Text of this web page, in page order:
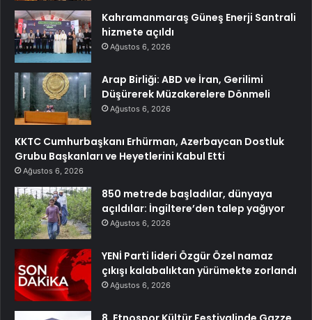
Kahramanmaraş Güneş Enerji Santrali
hizmete açıldı
Ağustos 6, 2026
Arap Birliği: ABD ve İran, Gerilimi
Düşürerek Müzakerelere Dönmeli
Ağustos 6, 2026
KKTC Cumhurbaşkanı Erhürman, Azerbaycan Dostluk
Grubu Başkanları ve Heyetlerini Kabul Etti
Ağustos 6, 2026
850 metrede başladılar, dünyaya
açıldılar: İngiltere’den talep yağıyor
Ağustos 6, 2026
YENİ Parti lideri Özgür Özel namaz
çıkışı kalabalıktan yürümekte zorlandı
Ağustos 6, 2026